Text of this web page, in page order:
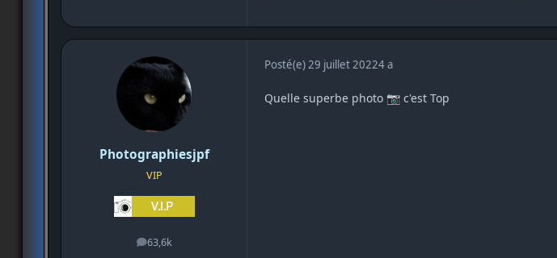
Photographiesjpf
VIP
63,6k
messages
Posté(e)29 juillet 20224 a
Quelle superbe photo 📷 c'est Top